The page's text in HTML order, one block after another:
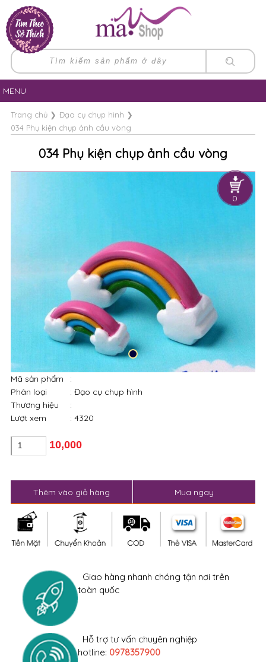
0
MENU
Trang chủ❯ Đạo cụ chụp hình ❯
034 Phụ kiện chụp ảnh cầu vòng
034 Phụ kiện chụp ảnh cầu vòng
Mã sản phẩm
:
Phân loại
: Đạo cụ chụp hình
Thương hiệu
:
Lượt xem
: 4320
10,000
Thêm vào giỏ hàng Mua ngay
Giao hàng nhanh chóng tận nơi trên
toàn quốc
Hỗ trợ tư vấn chuyên nghiệp
hotline: 0978357900